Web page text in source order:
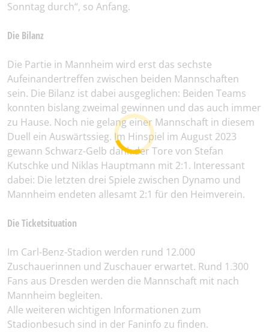
Sonntag durch“, so Anfang.
Die Bilanz
Die Partie in Mannheim wird erst das sechste
Aufeinandertreffen zwischen beiden Mannschaften
sein. Die Bilanz ist dabei ausgeglichen: Beiden Teams
konnten bislang zweimal gewinnen und das auch immer
zu Hause. Noch nie gelang einer Mannschaft in diesem
Duell ein Auswärtssieg. Im Hinspiel im August 2023
gewann Schwarz-Gelb dank der Tore von Stefan
Kutschke und Niklas Hauptmann mit 2:1. Interessant
dabei: Die letzten drei Spiele zwischen Dynamo und
Mannheim endeten allesamt 2:1 für den Heimverein.
Die Ticketsituation
Im Carl-Benz-Stadion werden rund 12.000
Zuschauerinnen und Zuschauer erwartet. Rund 1.300
Fans aus Dresden werden die Mannschaft mit nach
Mannheim begleiten.
Alle weiteren wichtigen Informationen zum
Stadionbesuch sind in der Faninfo zu finden.